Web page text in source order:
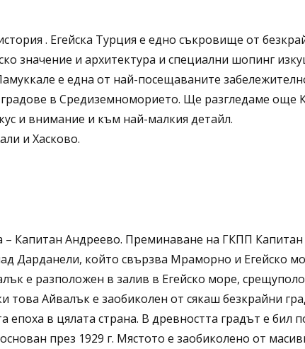
. Егейска Турция е едно съкровище от
значение и архитектура и специални шопинг
е една от най-посещаваните
градове в Средиземноморието. Ще
и внимание и към най-малкия детайл.
и Хасково.
Капитан Андреево. Преминаване на ГКПП
Дарданели, който свързва Мраморно и Егейско
е разположен в залив в Егейско море,
това Айвалък е заобиколен от сякаш безкрайни
епоха в цялата страна. В древността градът е бил
през 1929 г. Мястото е заобиколено от